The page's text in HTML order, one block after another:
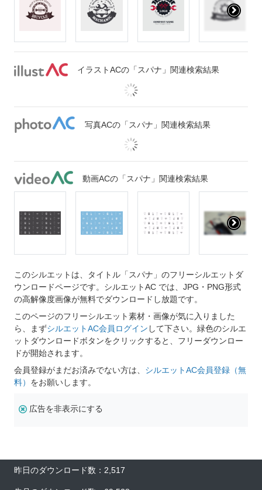
イラストACの「スパナ」関連検索結果
写真ACの「スパナ」関連検索結果
動画ACの「スパナ」関連検索結果
このシルエットは、タイトル「スパナ」のフリーシルエットダ
ウンロードページです。シルエットAC では、JPG・PNG形式
の高解像度画像が無料でダウンロードし放題です。
このページのフリーシルエット素材・画像が気に入りました
ら、まずシルエットAC会員ログイン して下さい。緑色のシルエ
ットダウンロードボタンをクリックすると、フリーダウンロー
ドが開始されます。
会員登録がまだお済みでない方は、 シルエットAC会員登録（無
料） をお願いします。
広告を非表示にする
昨日のダウンロード数：2,517